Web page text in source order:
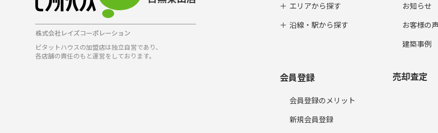
ピタットハウスの加盟店は独立自営であり、
各店舗の責任のもと運営をしております。
エリアから探す
沿線・駅から探す
会員登録
会員登録のメリット
新規会員登録
お知らせ
お客様の
建築事例
売却査定